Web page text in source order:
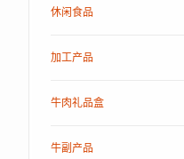
休闲食品
加工产品
牛肉礼品盒
牛副产品